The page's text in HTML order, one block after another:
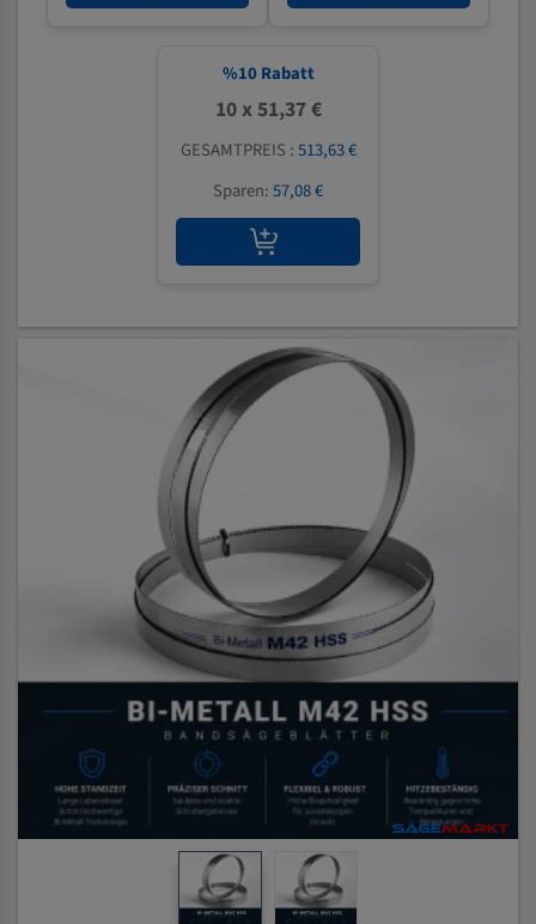
%10 Rabatt
10 x 51,37 €
GESAMTPREIS :513,63 €
Sparen:57,08 €